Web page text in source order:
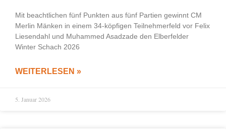
Mit beachtlichen fünf Punkten aus fünf Partien gewinnt CM
Merlin Mänken in einem 34-köpfigen Teilnehmerfeld vor Felix
Liesendahl und Muhammed Asadzade den Elberfelder
Winter Schach 2026
WEITERLESEN »
5. Januar 2026